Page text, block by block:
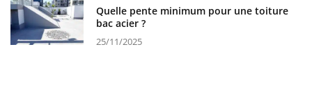
Quelle pente minimum pour une toiture
bac acier ?
25/11/2025